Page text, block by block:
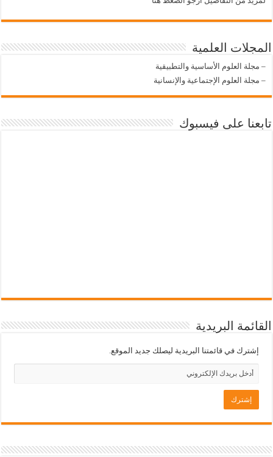
المجلات العلمية
– مجلة العلوم الأساسية والتطبيقية
– مجلة العلوم الإجتماعية والإنسانية
تابعنا على فيسبوك
القائمة البريدية
إشترك في قائمتنا البريدية ليصلك جديد الموقع.